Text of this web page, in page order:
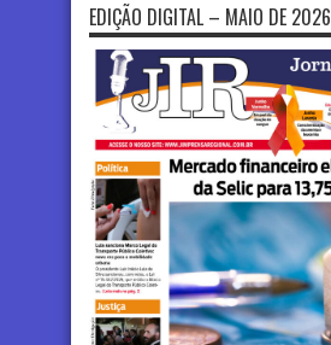
EDIÇÃO DIGITAL – MAIO DE 2026